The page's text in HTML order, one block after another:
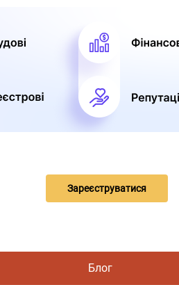
Зареєструватися
Блог